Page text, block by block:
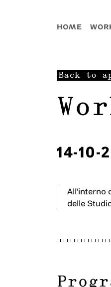
HOME
Back to
14-10-
All'interno
delle